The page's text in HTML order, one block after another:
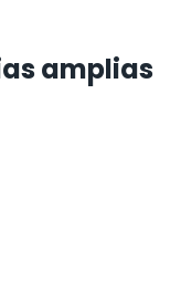
amplias